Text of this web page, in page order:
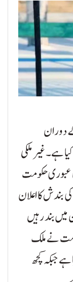
دوران
ہے۔ غیر ملکی
عبوری حکومت
کا اعلان
بند رہیں
نے ملک
جبکہ کچھ